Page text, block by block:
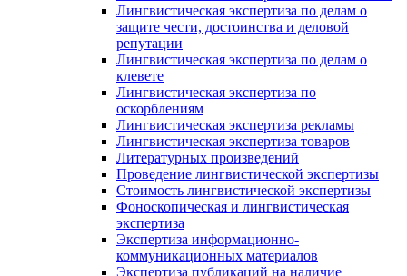
Лингвистическая экспертиза по делам о
защите чести, достоинства и деловой
репутации
Лингвистическая экспертиза по делам о
клевете
Лингвистическая экспертиза по
оскорблениям
Лингвистическая экспертиза рекламы
Лингвистическая экспертиза товаров
Литературных произведений
Проведение лингвистической экспертизы
Стоимость лингвистической экспертизы
Фоноскопическая и лингвистическая
экспертиза
Экспертиза информационно-
коммуникационных материалов
Экспертиза публикаций на наличие